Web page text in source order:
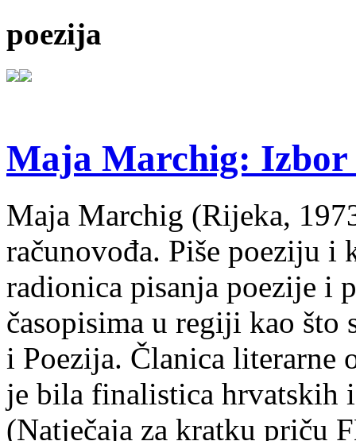
poezija
Maja Marchig: Izbor
Maja Marchig (Rijeka,
računovođa. Piše poeziju i
radionica pisanja poezije i
časopisima u regiji kao što
i Poezija. Članica literarne
je bila finalistica hrvatskih
(Natječaja za kratku priču